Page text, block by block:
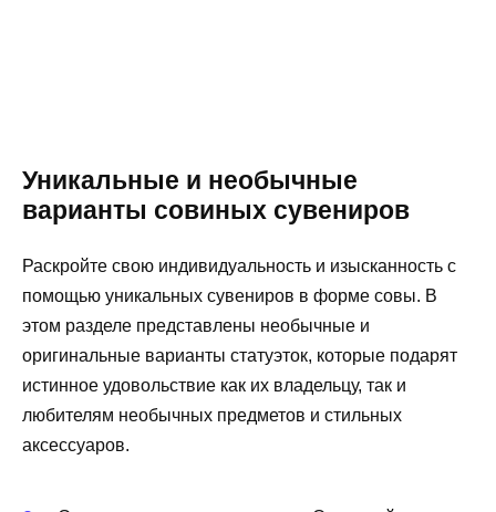
Уникальные и необычные
варианты совиных сувениров
Раскройте свою индивидуальность и изысканность с
помощью уникальных сувениров в форме совы. В
этом разделе представлены необычные и
оригинальные варианты статуэток, которые подарят
истинное удовольствие как их владельцу, так и
любителям необычных предметов и стильных
аксессуаров.